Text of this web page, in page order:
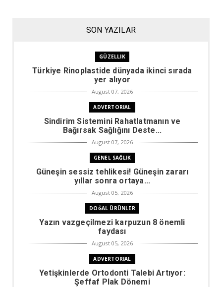
SON YAZILAR
GÜZELLIK
Türkiye Rinoplastide dünyada ikinci sırada
yer alıyor
August 07, 2026
ADVERTORIAL
Sindirim Sistemini Rahatlatmanın ve
Bağırsak Sağlığını Deste...
August 07, 2026
GENEL SAĞLIK
Güneşin sessiz tehlikesi! Güneşin zararı
yıllar sonra ortaya...
August 05, 2026
DOĞAL ÜRÜNLER
Yazın vazgeçilmezi karpuzun 8 önemli
faydası
August 05, 2026
ADVERTORIAL
Yetişkinlerde Ortodonti Talebi Artıyor:
Şeffaf Plak Dönemi